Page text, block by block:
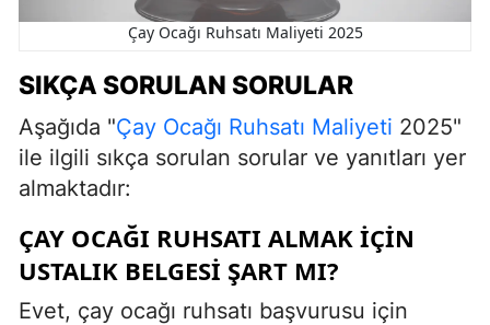
Çay Ocağı Ruhsatı Maliyeti 2025
SIKÇA SORULAN SORULAR
Aşağıda "Çay Ocağı Ruhsatı Maliyeti 2025"
ile ilgili sıkça sorulan sorular ve yanıtları yer
almaktadır:
ÇAY OCAĞI RUHSATI ALMAK IÇIN
USTALIK BELGESI ŞART MI?
Evet, çay ocağı ruhsatı başvurusu için